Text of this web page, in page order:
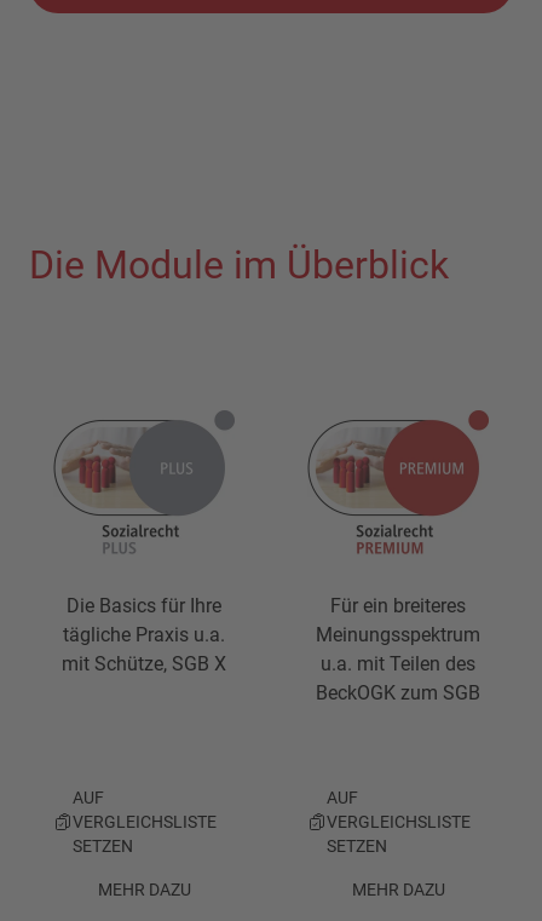
Die Module im Überblick
Die Basics für Ihre
tägliche Praxis u.a.
mit Schütze, SGB X
AUF
VERGLEICHSLISTE
SETZEN
MEHR DAZU
Für ein breiteres
Meinungsspektrum
u.a. mit Teilen des
BeckOGK zum SGB
AUF
VERGLEICHSLISTE
SETZEN
MEHR DAZU